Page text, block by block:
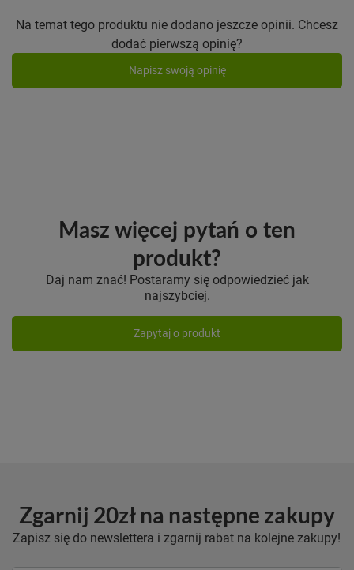
Na temat tego produktu nie dodano jeszcze opinii. Chcesz
dodać pierwszą opinię?
Napisz swoją opinię
Masz więcej pytań o ten
produkt?
Daj nam znać! Postaramy się odpowiedzieć jak
najszybciej.
Zapytaj o produkt
Zgarnij 20zł na następne zakupy
Zapisz się do newslettera i zgarnij rabat na kolejne zakupy!